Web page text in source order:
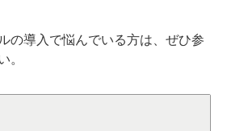
の導入で悩んでいる方は、ぜひ参
。